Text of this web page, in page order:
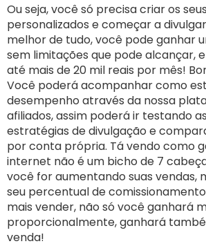
Ou seja, você só precisa criar os seus
personalizados e começar a
melhor de tudo, você pode ganhar
sem limitações que pode alcançar,
até mais de 20 mil reais por mês!
Você poderá acompanhar como
desempenho através da nossa
afiliados, assim poderá ir testando
estratégias de divulgação e
por conta própria. Tá vendo como
internet não é um bicho de 7
você for aumentando suas vendas,
seu percentual de
mais vender, não só você ganhará
proporcionalmente, ganhará
venda!